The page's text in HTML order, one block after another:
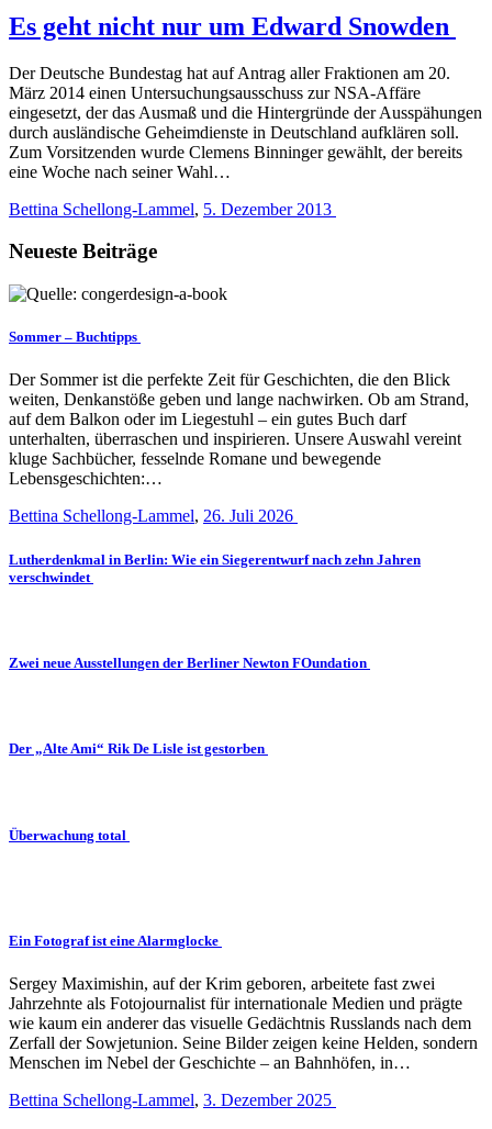
Es geht nicht nur um Edward Snowden
Der Deutsche Bundestag hat auf Antrag aller Fraktionen am 20.
März 2014 einen Untersuchungsausschuss zur NSA-Affäre
eingesetzt, der das Ausmaß und die Hintergründe der Ausspähungen
durch ausländische Geheimdienste in Deutschland aufklären soll.
Zum Vorsitzenden wurde Clemens Binninger gewählt, der bereits
eine Woche nach seiner Wahl…
Bettina Schellong-Lammel, 5. Dezember 2013
Neueste Beiträge
Sommer – Buchtipps
Der Sommer ist die perfekte Zeit für Geschichten, die den Blick
weiten, Denkanstöße geben und lange nachwirken. Ob am Strand,
auf dem Balkon oder im Liegestuhl – ein gutes Buch darf
unterhalten, überraschen und inspirieren. Unsere Auswahl vereint
kluge Sachbücher, fesselnde Romane und bewegende
Lebensgeschichten:…
Bettina Schellong-Lammel, 26. Juli 2026
Lutherdenkmal in Berlin: Wie ein Siegerentwurf nach zehn Jahren
verschwindet
Zwei neue Ausstellungen der Berliner Newton FOundation
Der „Alte Ami“ Rik De Lisle ist gestorben
Überwachung total
Ein Fotograf ist eine Alarmglocke
Sergey Maximishin, auf der Krim geboren, arbeitete fast zwei
Jahrzehnte als Fotojournalist für internationale Medien und prägte
wie kaum ein anderer das visuelle Gedächtnis Russlands nach dem
Zerfall der Sowjetunion. Seine Bilder zeigen keine Helden, sondern
Menschen im Nebel der Geschichte – an Bahnhöfen, in…
Bettina Schellong-Lammel, 3. Dezember 2025